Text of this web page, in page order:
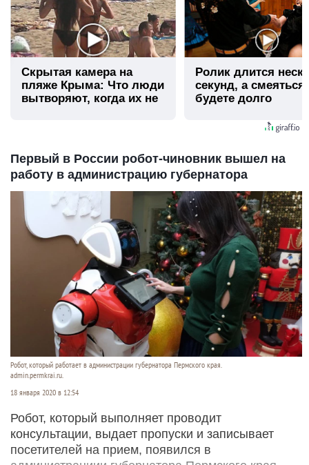
Скрытая камера на
пляже Крыма: Что люди
вытворяют, когда их не
Ролик длится
секунд, а
будете долго
Первый в России робот-чиновник вышел на
работу в администрацию губернатора
Робот, который работает в администрации губернатора Пермского края.
admin.permkrai.ru.
18 января 2020 в 12:54
Робот, который выполняет проводит
консультации, выдает пропуски и записывает
посетителей на прием, появился в